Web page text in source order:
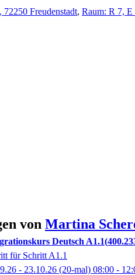
72250 Freudenstadt, Raum: R 7, E
von Martina
Deutsch A1.1
für Schritt A1.1
- 23.10.26 (20-mal) 08:00 -